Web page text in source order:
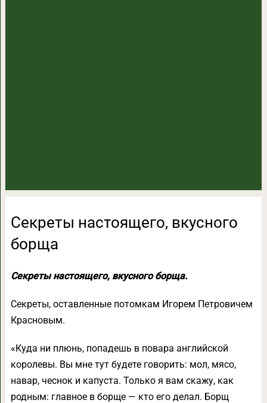
Секреты настоящего, вкусного
борща
Секреты настоящего, вкусного борща.
Секреты, оставленные потомкам Игорем Петровичем
Красновым.
«Куда ни плюнь, попадешь в повара английской
королевы. Вы мне тут будете говорить: мол, мясо,
навар, чеснок и капуста. Только я вам скажу, как
родным: главное в борще — кто его делал. Борщ